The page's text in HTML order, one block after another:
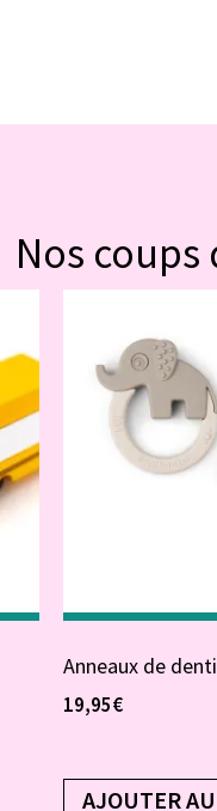
Nos
Anneaux de
19,95€
AJOUTER